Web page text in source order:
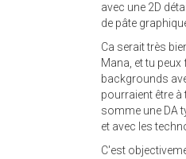
avec une 2D
de pâte
Ca serait très
Mana, et tu
backgrounds
pourraient être à
somme une DA
et avec les
C'est